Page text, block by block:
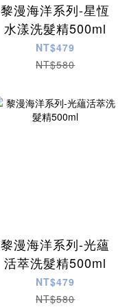
黎漫海洋系列-星恆
水漾洗髮精500ml
NT$479
NT$580
黎漫海洋系列-光蘊
活萃洗髮精500ml
NT$479
NT$580